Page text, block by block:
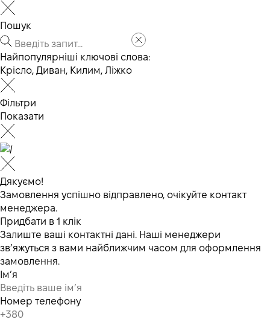
Пошук
Найпопулярніші ключові слова:
Крісло, Диван, Килим, Ліжко
Фільтри
Показати
Дякуємо!
Замовлення успішно відправлено, очікуйте контакт
менеджера.
Придбати в 1 клік
Залиште ваші контактні дані. Наші менеджери
зв’яжуться з вами найближчим часом для оформлення
замовлення.
Ім’я
Номер телефону